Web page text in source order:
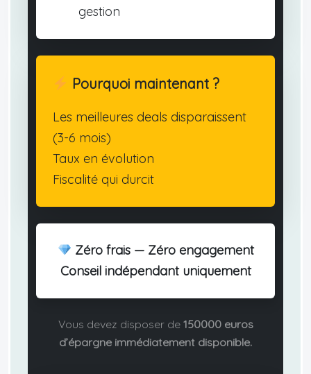
gestion
Pourquoi maintenant ?
Les meilleures deals disparaissent
(3-6 mois)
Taux en évolution
Fiscalité qui durcit
Zéro frais — Zéro engagement
Conseil indépendant uniquement
Vous devez disposer de 150000 euros
d’épargne immédiatement disponible.